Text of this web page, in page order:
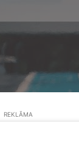
REKLĀMA